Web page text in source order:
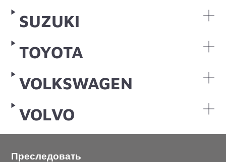
SUZUKI
TOYOTA
VOLKSWAGEN
VOLVO
Преследовать